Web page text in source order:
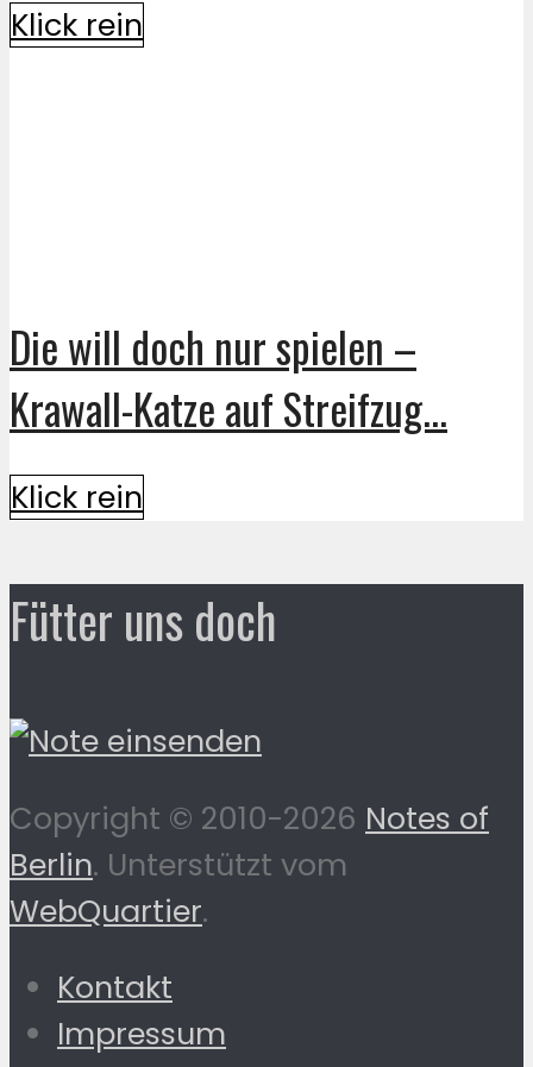
Klick rein
Die will doch nur spielen –
Krawall-Katze auf Streifzug...
Klick rein
Fütter uns doch
Copyright © 2010-2026 Notes of
Berlin. Unterstützt vom
WebQuartier.
Kontakt
Impressum